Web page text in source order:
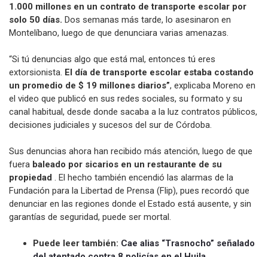
1.000 millones en un contrato de transporte escolar por
solo 50 días. Dos semanas más tarde, lo asesinaron en
Montelíbano, luego de que denunciara varias amenazas.
“Si tú denuncias algo que está mal, entonces tú eres
extorsionista. El día de transporte escolar estaba costando
un promedio de $ 19 millones diarios”, explicaba Moreno en
el video que publicó en sus redes sociales, su formato y su
canal habitual, desde donde sacaba a la luz contratos públicos,
decisiones judiciales y sucesos del sur de Córdoba.
Sus denuncias ahora han recibido más atención, luego de que
fuera baleado por sicarios en un restaurante de su
propiedad . El hecho también encendió las alarmas de la
Fundación para la Libertad de Prensa (Flip), pues recordó que
denunciar en las regiones donde el Estado está ausente, y sin
garantías de seguridad, puede ser mortal.
Puede leer también: Cae alias “Trasnocho” señalado